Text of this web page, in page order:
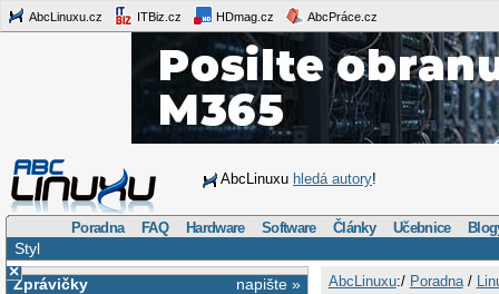
AbcLinuxu.cz ITBiz.cz HDmag.cz AbcPráce.cz
AbcLinuxu hledá autory!
Poradna FAQ Hardware Software Články Učebnice
Styl
×
napište »
Zprávičky
AbcLinuxu:/ Poradna/